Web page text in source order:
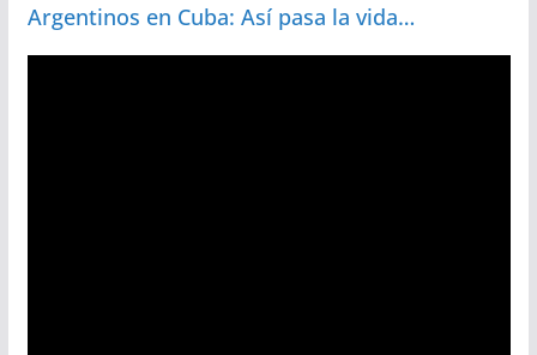
Argentinos en Cuba: Así pasa la vida…